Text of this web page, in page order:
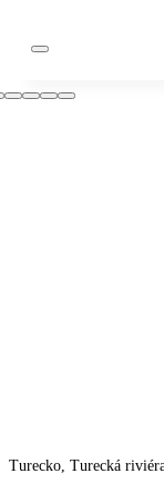
Turecko, Turecká